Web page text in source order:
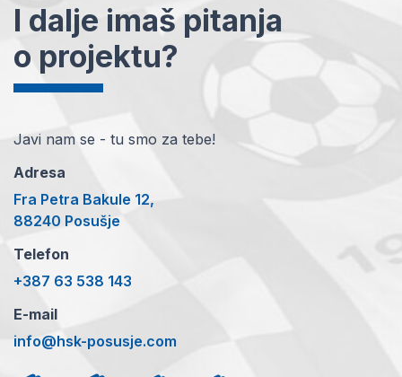
I dalje imaš pitanja
o projektu?
Javi nam se - tu smo za tebe!
Adresa
Fra Petra Bakule 12,
88240 Posušje
Telefon
+387 63 538 143
E-mail
info@hsk-posusje.com